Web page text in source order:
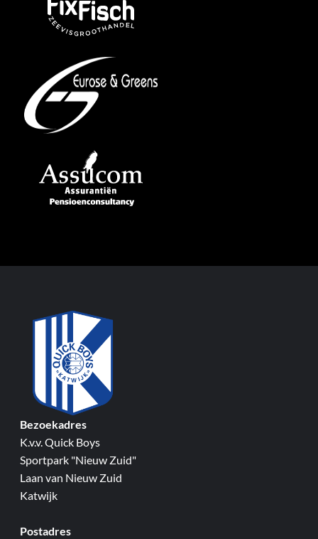
Bezoekadres
K.v.v. Quick Boys
Sportpark "Nieuw Zuid"
Laan van Nieuw Zuid
Katwijk
Postadres